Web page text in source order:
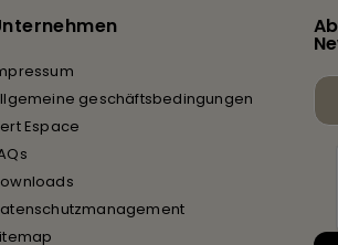
geschäftsbedingungen
Espace